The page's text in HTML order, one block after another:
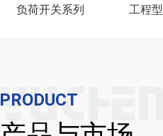
负荷开关系列 工程
PRODUCT